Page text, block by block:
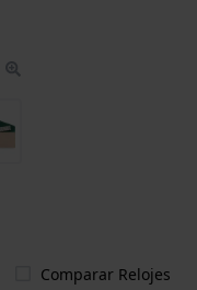
Comparar Relojes